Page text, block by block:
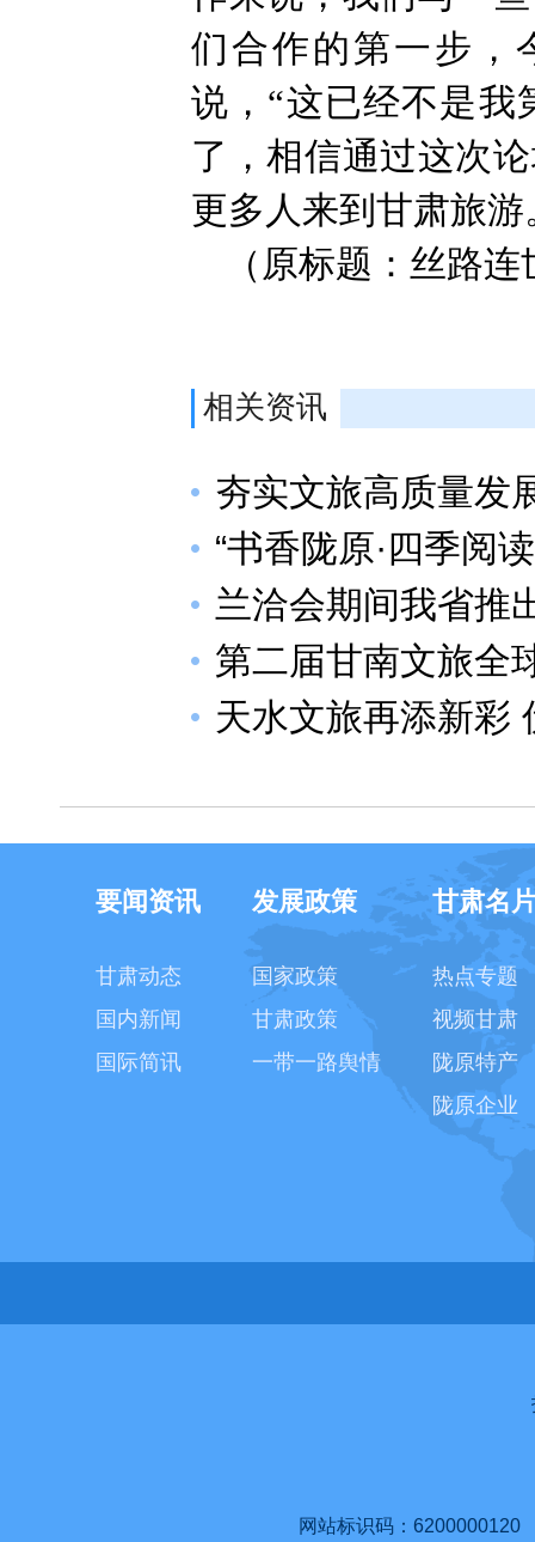
们合作的第一步，
说，“这已经不是我
了，相信通过这次
更多人来到甘肃旅游
（原标题：丝路
相关资讯
夯实文旅高质量发
“书香陇原·四季阅
兰洽会期间我省推
第二届甘南文旅全
天水文旅再添新彩
要闻资讯
甘肃动态
国内新闻
国际简讯
发展政策
国家政策
甘肃政策
一带一路舆情
甘肃名
热点专题
视频甘肃
陇原特产
陇原企业
网站标识码：6200000120